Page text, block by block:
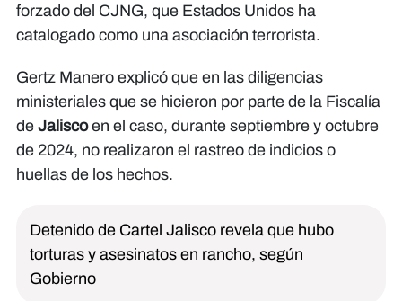
forzado del CJNG, que Estados Unidos ha
catalogado como una asociación terrorista.
Gertz Manero explicó que en las diligencias
ministeriales que se hicieron por parte de la Fiscalía
de Jaliscoen el caso, durante septiembre y octubre
de 2024, no realizaron el rastreo de indicios o
huellas de los hechos.
Detenido de Cartel Jalisco revela que hubo
torturas y asesinatos en rancho, según
Gobierno